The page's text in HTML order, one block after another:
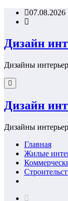
Перейти07.08.2026
Дизайн
Дизайны
Дизайн
Дизайны
Главная
Жилые